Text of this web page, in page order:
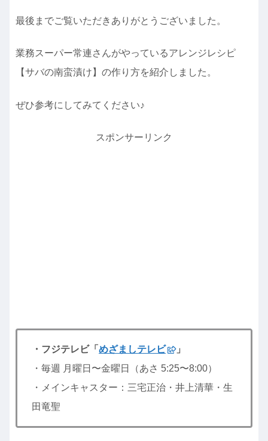
最後までご覧いただきありがとうございました。
業務スーパー常連さんがやっているアレンジレシピ
【サバの南蛮漬け】の作り方を紹介しました。
ぜひ参考にしてみてください♪
スポンサーリンク
・フジテレビ「 めざましテレビ
」
・毎週 月曜日〜金曜日（あさ 5:25〜8:00）
・メインキャスター：三宅正治・井上清華・生
田竜聖